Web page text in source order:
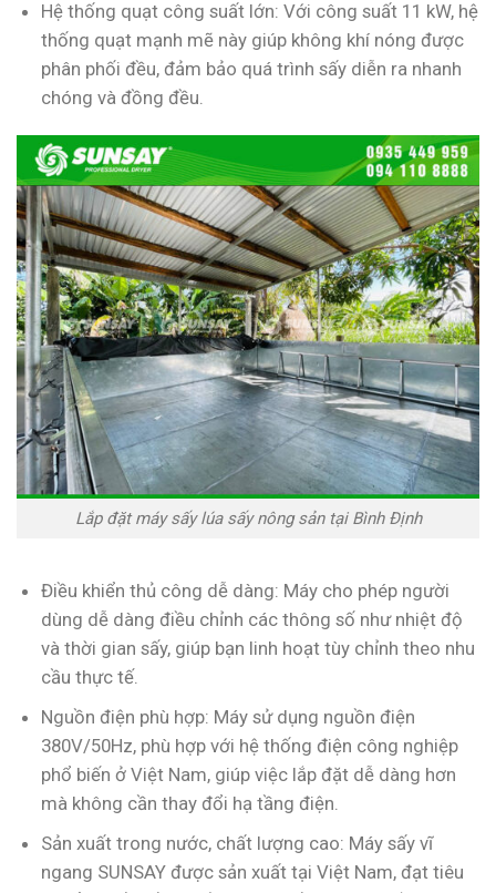
Hệ thống quạt công suất lớn: Với công suất 11 kW, hệ
thống quạt mạnh mẽ này giúp không khí nóng được
phân phối đều, đảm bảo quá trình sấy diễn ra nhanh
chóng và đồng đều.
Lắp đặt máy sấy lúa sấy nông sản tại Bình Định
Điều khiển thủ công dễ dàng: Máy cho phép người
dùng dễ dàng điều chỉnh các thông số như nhiệt độ
và thời gian sấy, giúp bạn linh hoạt tùy chỉnh theo nhu
cầu thực tế.
Nguồn điện phù hợp: Máy sử dụng nguồn điện
380V/50Hz, phù hợp với hệ thống điện công nghiệp
phổ biến ở Việt Nam, giúp việc lắp đặt dễ dàng hơn
mà không cần thay đổi hạ tầng điện.
Sản xuất trong nước, chất lượng cao: Máy sấy vĩ
ngang SUNSAY được sản xuất tại Việt Nam, đạt tiêu